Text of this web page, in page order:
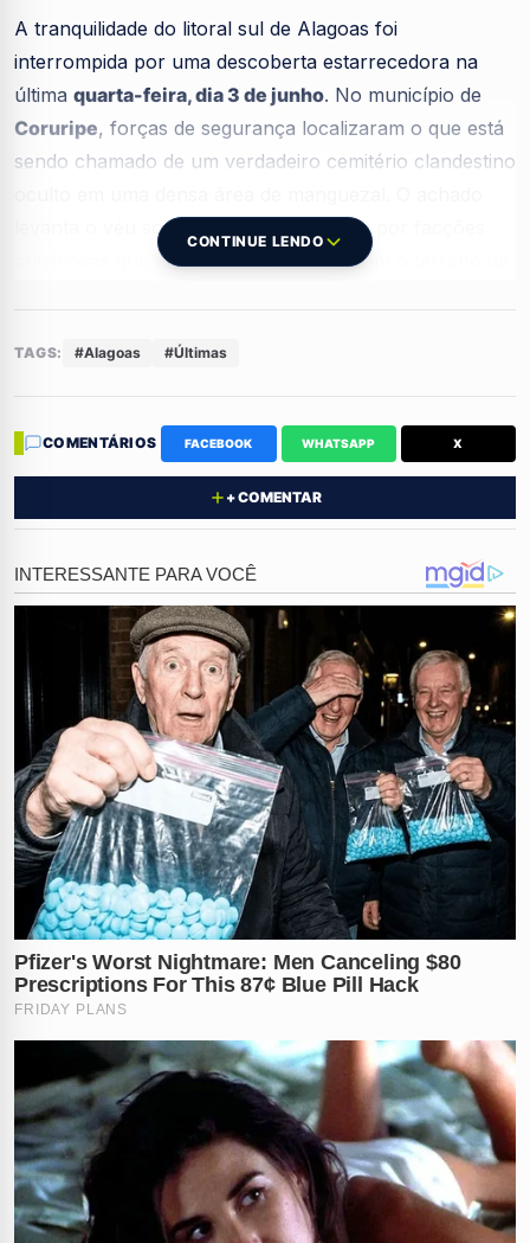
A tranquilidade do litoral sul de Alagoas foi
interrompida por uma descoberta estarrecedora na
última quarta-feira, dia 3 de junho. No município de
Coruripe, forças de segurança localizaram o que está
sendo chamado de um verdadeiro cemitério clandestino
levanta o véu sobre a violência imposta por facções
criminosas que atuam na região e utilizam o terreno de
segurança pública, concentrou-se em uma região
local, marcado por vegetação fechada e terreno
alagadiço, já vinha sendo monitorado pelas autoridades
após uma série de denúncias anônimas apontarem
para a prática cruel de ocultação de cadáveres.
Equipes daPolícia Civil, da Polícia Militar e doCorpo
de Bombeiros uniram forças para desbravar o
manguezal, enfrentando dificuldades extremas de
locomoção em solo pantanoso.
A descoberta dosdois corposconfirma as piores
suspeitas das investigações que cercam homicídios e
desaparecimentos recentes ocorridos na pacata cidade
de Coruripe. Para superar os obstáculos naturais, a
polícia precisou recorrer a recursos tecnológicos
avançados, incluindo o uso de drones, que
sobrevoaram a área para mapear pontos estratégicos
e identificar possíveis covas rasas que seriam invisíveis
ao nível do solo.
Tecnologia e faro canino na busca
CONTINUE LENDO
TAGS: #Alagoas #Últimas
COMENTÁRIOS FACEBOOK WHATSAPP X
+ COMENTAR